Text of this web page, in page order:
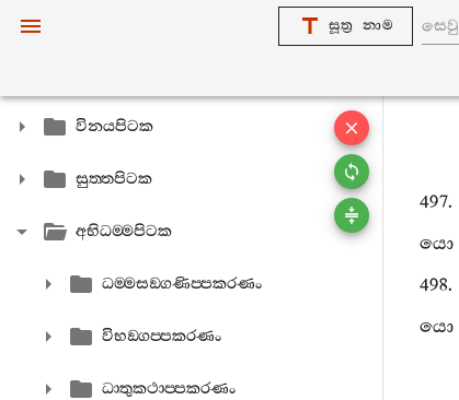
සූත්‍ර නාම
විනයපිටක
සුත‍්තපිටක
අභිධම‍්මපිටක
ධම‍්මසඞ‍්ගණිප‍්පකරණං
විභඞ‍්ගප‍්පකරණං
ධාතුකථාප‍්පකරණං
497.
යො
498.
යො